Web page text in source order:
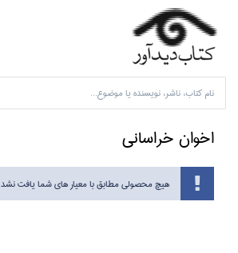
اخوان خراساني
هیچ محصولی مطابق با معیار های شما یافت نشد